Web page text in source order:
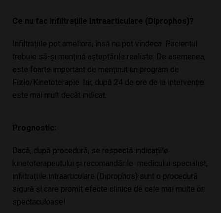
Ce nu fac infiltrațiile intraarticulare (Diprophos)?
Infiltrațiile pot ameliora, însă nu pot vindeca. Pacientul
trebuie să-și mențină așteptările realiste. De asemenea,
este foarte important de menținut un program de
Fizio/Kinetoterapie. Iar, după 24 de ore de la intervenție
este mai mult decât indicat.
Prognostic:
Dacă, după procedură, se respectă indicațiile
kinetoterapeutului și recomandările medicului specialist,
infiltrațiile intraarticulare (Diprophos) sunt o procedură
sigură și care promit efecte clinice de cele mai multe ori
spectaculoase!